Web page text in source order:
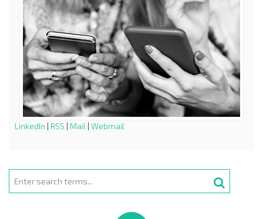
LinkedIn | RSS | Mail | Webmail